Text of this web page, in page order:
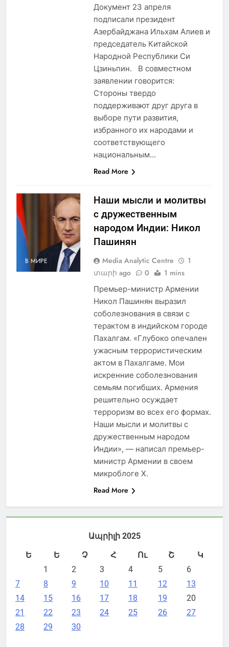
Документ 23 апреля
подписали президент
Азербайджана Ильхам Алиев и
председатель Китайской
Народной Республики Си
Цзиньпин. В совместном
заявлении говорится:
Стороны твердо
поддерживают друг друга в
выборе пути развития,
избранного их народами и
соответствующего
национальным…
Read More
В МИРЕ
Наши мысли и молитвы
с дружественным
народом Индии: Никол
Пашинян
Media Analytic Centre
1
տարի ago
0 1 mins
Премьер-министр Армении
Никол Пашинян выразил
соболезнования в связи с
терактом в индийском городе
Пахалгам. «Глубоко опечален
ужасным террористическим
актом в Пахалгаме. Мои
искренние соболезнования
семьям погибших. Армения
решительно осуждает
терроризм во всех его формах.
Наши мысли и молитвы с
дружественным народом
Индии», — написал премьер-
министр Армении в своем
микроблоге X.
Read More
Ապրիլի 2025
Ե
Ե Չ Հ Ու Շ
Կ
1
2 3 4 5
6
7
8 9 10 11 12
13
14
15 16 17 18 19
20
21
22 23 24 25 26
27
28
29 30